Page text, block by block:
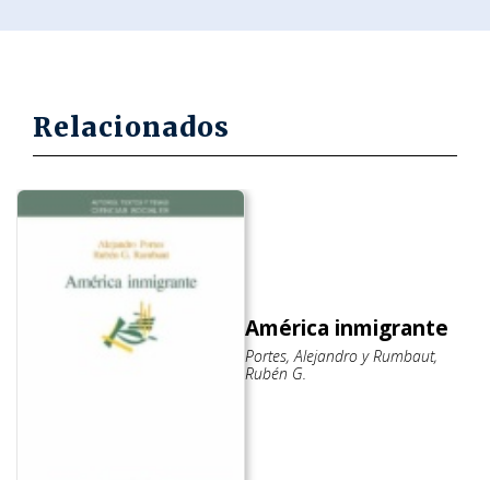
Relacionados
América inmigrante
Portes, Alejandro y Rumbaut,
Rubén G.